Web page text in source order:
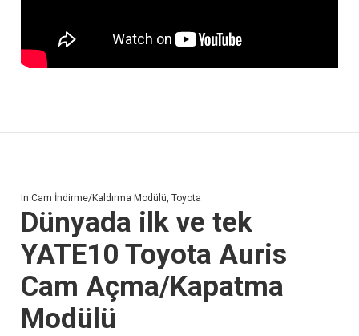
In Cam İndirme/Kaldırma Modülü Toyota
Dünyada ilk ve tek
YATE10 Toyota Auris
Cam Açma/Kapatma
Modülü